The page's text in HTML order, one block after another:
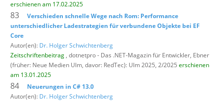
erschienen am 17.02.2025
83
Verschieden schnelle Wege nach Rom: Performance
unterschiedlicher Ladestrategien für verbundene Objekte bei EF
Core
Autor(en): Dr. Holger Schwichtenberg
Zeitschriftenbeitrag , dotnetpro - Das .NET-Magazin für Entwickler, Ebner
(früher: Neue Medien Ulm, davor: RedTec): Ulm 2025, 2/2025 erschienen
am 13.01.2025
84
Neuerungen in C# 13.0
Autor(en): Dr. Holger Schwichtenberg